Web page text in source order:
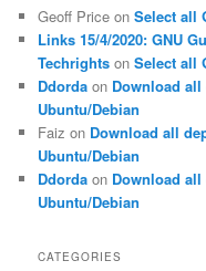
Geoff Price onSelect all
Links 15/4/2020: GNU
Techrights onSelect all
Ddorda on Download all
Ubuntu/Debian
Faiz on Download all
Ubuntu/Debian
Ddorda on Download all
Ubuntu/Debian
CATEGORIES